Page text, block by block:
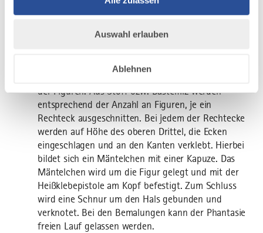
Auswahl erlauben
Ablehnen
Stickrahmen leimen und dekorieren (vorab werden
die Metallenden der Stickrahmen abgesägt).
der Figuren. Aus Stoff bzw. Bastelfilz werden
entsprechend der Anzahl an Figuren, je ein
Rechteck ausgeschnitten. Bei jedem der Rechtecke
werden auf Höhe des oberen Drittel, die Ecken
eingeschlagen und an den Kanten verklebt. Hierbei
bildet sich ein Mäntelchen mit einer Kapuze. Das
Mäntelchen wird um die Figur gelegt und mit der
Heißklebepistole am Kopf befestigt. Zum Schluss
wird eine Schnur um den Hals gebunden und
verknotet. Bei den Bemalungen kann der Phantasie
freien Lauf gelassen werden.